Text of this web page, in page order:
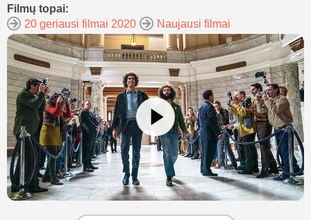
Filmų topai:
20 geriausi filmai 2020
Naujausi filmai